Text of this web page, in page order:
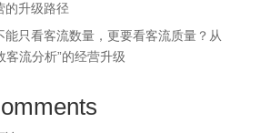
的升级路径
能只看客流数量，更要看客流质量？从
客流分析”的经营升级